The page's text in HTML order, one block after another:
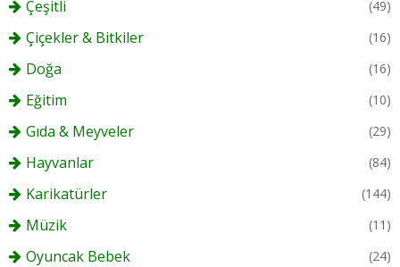
Çeşitli (49)
Çiçekler & Bitkiler (16)
Doğa (16)
Eğitim (10)
Gıda & Meyveler (29)
Hayvanlar (84)
Karikatürler (144)
Müzik (11)
Oyuncak Bebek (24)